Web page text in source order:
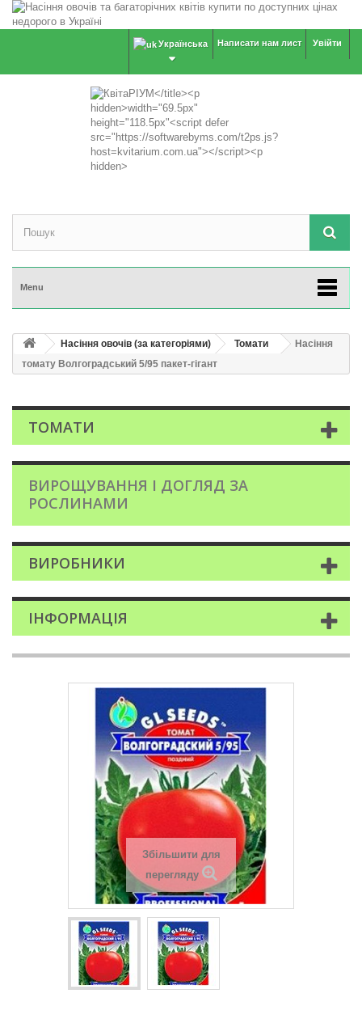
Увійти
Написати нам лист
Українська
Menu
Насіння овочів (за категоріями) Томати
Насіння
томату Волгоградський 5/95 пакет-гігант
ТОМАТИ
ВИРОЩУВАННЯ І ДОГЛЯД ЗА
РОСЛИНАМИ
ВИРОБНИКИ
ІНФОРМАЦІЯ
Збільшити для
перегляду